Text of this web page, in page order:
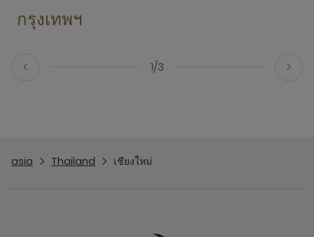
1/3
กรุงเทพฯ
asia Thailand เชียงใหม่